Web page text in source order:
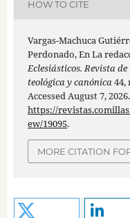
HOW TO CITE
Vargas-Machuca
Perdonado, En La
Eclesiásticos. Revista
teológica y canónica44,
Accessed August 7, 2026.
https://
ew/19095.
MORE CITATION